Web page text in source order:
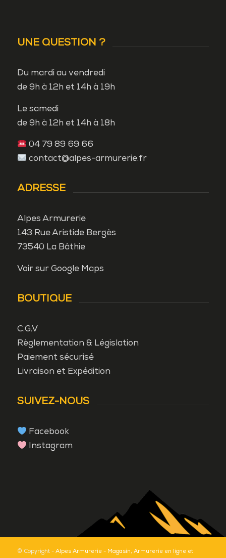
UNE QUESTION ?
Du mardi au vendredi
de 9h à 12h et 14h à 19h
Le samedi
de 9h à 12h et 14h à 18h
04 79 89 69 66
contact@alpes-armurerie.fr
ADRESSE
Alpes Armurerie
143 Rue Aristide Bergès
73540 La Bâthie
Voir sur Google Maps
BOUTIQUE
C.G.V
Règlementation & Législation
Paiement sécurisé
Livraison et Expédition
SUIVEZ-NOUS
Facebook
Instagram
© Copyright - Alpes Armurerie - Magasin, Armurerie en ligne et